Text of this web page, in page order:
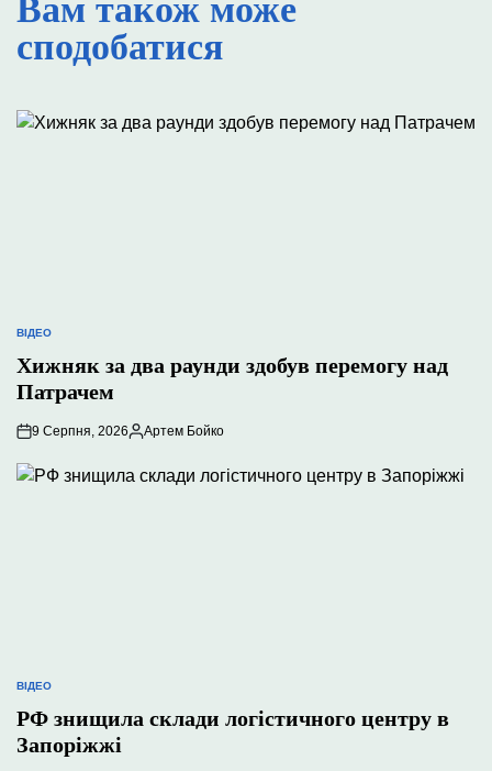
Вам також може
сподобатися
ОПУБЛІКУВАТИ
У
ВІДЕО
Хижняк за два раунди здобув перемогу над
Патрачем
9 Серпня, 2026
Опубліковано
Артем Бойко
ОПУБЛІКУВАТИ
У
ВІДЕО
РФ знищила склади логістичного центру в
Запоріжжі